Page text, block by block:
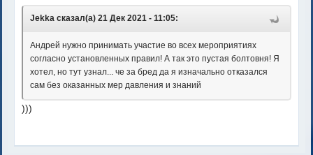
Jekka сказал(а) 21 Дек 2021 - 11:05:
Андрей нужно принимать участие во всех мероприятиях
согласно установленных правил! А так это пустая болтовня! Я
хотел, но тут узнал... че за бред да я изначально отказался
сам без оказанных мер давления и знаний
)))